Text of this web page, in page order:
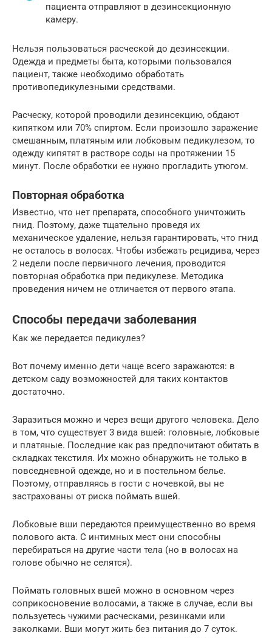
пациента отправляют в дезинсекционную
камеру.
Нельзя пользоваться расческой до дезинсекции.
Одежда и предметы быта, которыми пользовался
пациент, также необходимо обработать
противопедикулезными средствами.
Расческу, которой проводили дезинсекцию, обдают
кипятком или 70% спиртом. Если произошло заражение
смешанным, платяным или лобковым педикулезом, то
одежду кипятят в растворе соды на протяжении 15
минут. После обработки ее нужно прогладить утюгом.
Повторная обработка
Известно, что нет препарата, способного уничтожить
гнид. Поэтому, даже тщательно проведя их
механическое удаление, нельзя гарантировать, что гнид
не осталось в волосах. Чтобы избежать рецидива, через
2 недели после первичного лечения, проводится
повторная обработка при педикулезе. Методика
проведения ничем не отличается от первого этапа.
Способы передачи заболевания
Как же передается педикулез?
Вот почему именно дети чаще всего заражаются: в
детском саду возможностей для таких контактов
достаточно.
Заразиться можно и через вещи другого человека. Дело
в том, что существует 3 вида вшей: головные, лобковые
и платяные. Последние как раз предпочитают обитать в
складках текстиля. Их можно обнаружить не только в
повседневной одежде, но и в постельном белье.
Поэтому, отправляясь в гости с ночевкой, вы не
застрахованы от риска поймать вшей.
Лобковые вши передаются преимущественно во время
полового акта. С интимных мест они способны
перебираться на другие части тела (но в волосах на
голове обычно не селятся).
Поймать головных вшей можно в основном через
соприкосновение волосами, а также в случае, если вы
пользуетесь чужими расческами, резинками или
заколками. Вши могут жить без питания до 7 суток.